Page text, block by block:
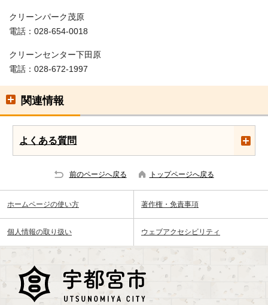
クリーンパーク茂原
電話：028-654-0018
クリーンセンター下田原
電話：028-672-1997
関連情報
よくある質問
前のページへ戻る トップページへ戻る
ホームページの使い方 著作権・免責事項
個人情報の取り扱い ウェブアクセシビリティ